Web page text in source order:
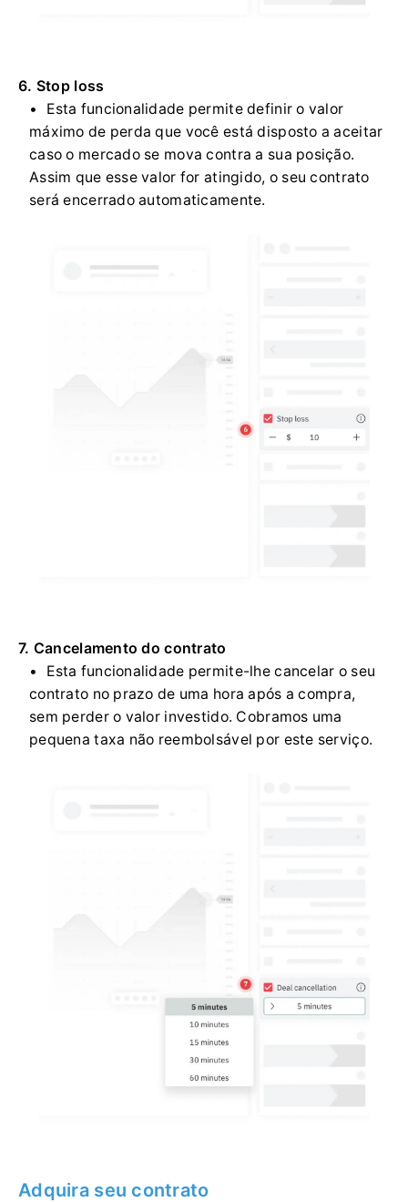
6. Stop loss
Esta funcionalidade permite definir o valor
máximo de perda que você está disposto a aceitar
caso o mercado se mova contra a sua posição.
Assim que esse valor for atingido, o seu contrato
será encerrado automaticamente.
7. Cancelamento do contrato
Esta funcionalidade permite-lhe cancelar o seu
contrato no prazo de uma hora após a compra,
sem perder o valor investido. Cobramos uma
pequena taxa não reembolsável por este serviço.
Adquira seu contrato